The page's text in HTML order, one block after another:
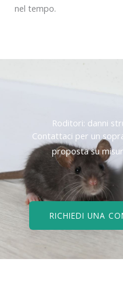
nel tempo.
Roditori: danni
Contattaci per un
proposta su
RICHIEDI UNA